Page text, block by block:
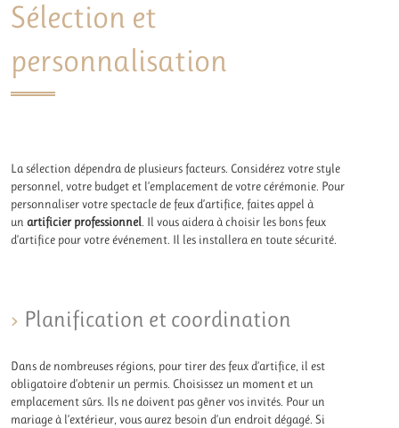
Sélection et
personnalisation
La sélection dépendra de plusieurs facteurs. Considérez votre style
personnel, votre budget et l’emplacement de votre cérémonie. Pour
personnaliser votre spectacle de feux d’artifice, faites appel à
unartificier professionnel . Il vous aidera à choisir les bons feux
d’artifice pour votre événement. Il les installera en toute sécurité.
Planification et coordination
Dans de nombreuses régions, pour tirer des feux d’artifice, il est
obligatoire d’obtenir un permis. Choisissez un moment et un
emplacement sûrs. Ils ne doivent pas gêner vos invités. Pour un
mariage à l’extérieur, vous aurez besoin d’un endroit dégagé. Si